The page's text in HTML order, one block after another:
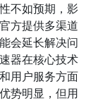
不如预期，影
方提供多渠道
会延长解决问
器在核心技术
用户服务方面
势明显，但用